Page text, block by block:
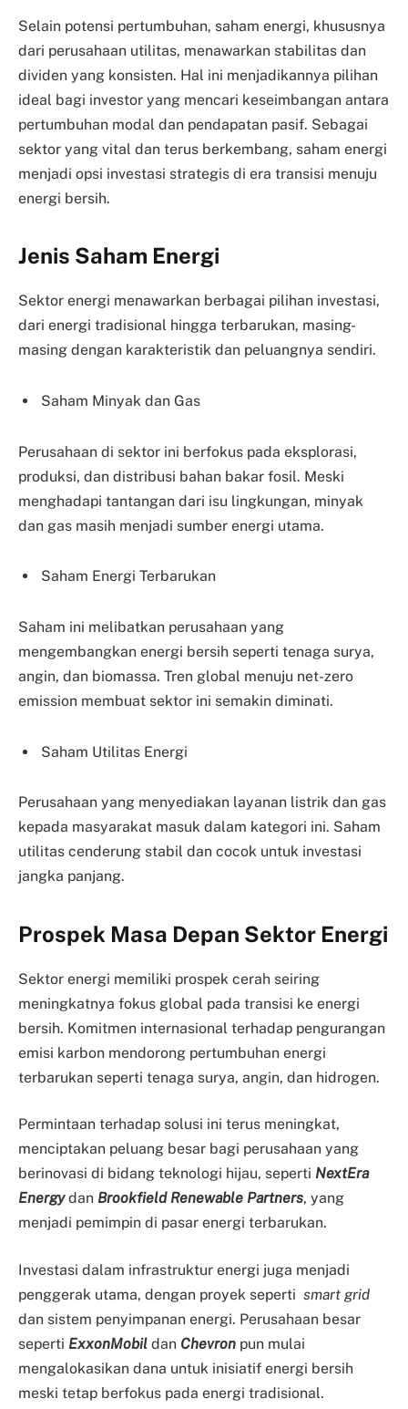
Selain potensi pertumbuhan, saham energi, khususnya
dari perusahaan utilitas, menawarkan stabilitas dan
dividen yang konsisten. Hal ini menjadikannya pilihan
ideal bagi investor yang mencari keseimbangan antara
pertumbuhan modal dan pendapatan pasif. Sebagai
sektor yang vital dan terus berkembang, saham energi
menjadi opsi investasi strategis di era transisi menuju
energi bersih.
Jenis Saham Energi
Sektor energi menawarkan berbagai pilihan investasi,
dari energi tradisional hingga terbarukan, masing-
masing dengan karakteristik dan peluangnya sendiri.
Saham Minyak dan Gas
Perusahaan di sektor ini berfokus pada eksplorasi,
produksi, dan distribusi bahan bakar fosil. Meski
menghadapi tantangan dari isu lingkungan, minyak
dan gas masih menjadi sumber energi utama.
Saham Energi Terbarukan
Saham ini melibatkan perusahaan yang
mengembangkan energi bersih seperti tenaga surya,
angin, dan biomassa. Tren global menuju net-zero
emission membuat sektor ini semakin diminati.
Saham Utilitas Energi
Perusahaan yang menyediakan layanan listrik dan gas
kepada masyarakat masuk dalam kategori ini. Saham
utilitas cenderung stabil dan cocok untuk investasi
jangka panjang.
Prospek Masa Depan Sektor Energi
Sektor energi memiliki prospek cerah seiring
meningkatnya fokus global pada transisi ke energi
bersih. Komitmen internasional terhadap pengurangan
emisi karbon mendorong pertumbuhan energi
terbarukan seperti tenaga surya, angin, dan hidrogen.
Permintaan terhadap solusi ini terus meningkat,
menciptakan peluang besar bagi perusahaan yang
berinovasi di bidang teknologi hijau, seperti NextEra
Energydan Brookfield Renewable Partners, yang
menjadi pemimpin di pasar energi terbarukan.
Investasi dalam infrastruktur energi juga menjadi
penggerak utama, dengan proyek seperti smart grid
dan sistem penyimpanan energi. Perusahaan besar
seperti ExxonMobil dan Chevron pun mulai
mengalokasikan dana untuk inisiatif energi bersih
meski tetap berfokus pada energi tradisional.